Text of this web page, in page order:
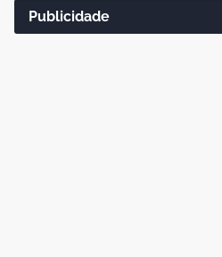
Publicidade